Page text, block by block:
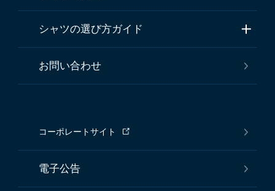
シャツの選び方ガイド
お問い合わせ
コーポレートサイト
電子公告